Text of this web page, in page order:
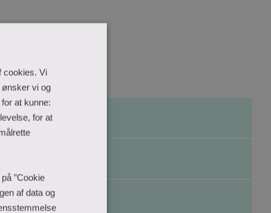
cookies. Vi
ønsker vi og
at kunne:
for at
”Cookie
af data og